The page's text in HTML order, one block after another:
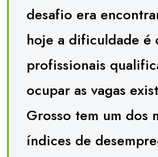
desafio era
hoje a dificuldade é
profissionais
ocupar as vagas
Grosso tem um dos
índices de